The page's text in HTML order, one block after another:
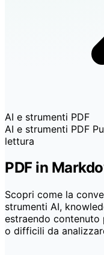
AI e strumenti PDF
AI e strumenti PDF
lettura
PDF in
Scopri come la
strumenti AI,
estraendo contenuto
o difficili da